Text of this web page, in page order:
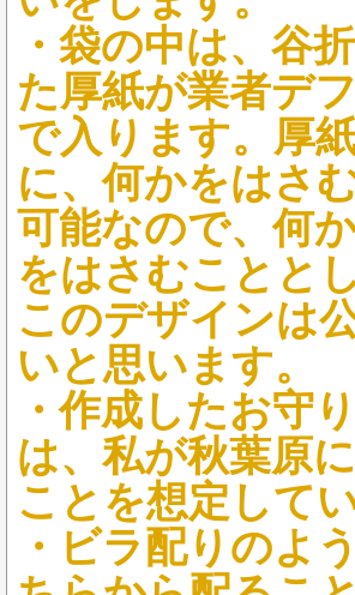
・袋の中は、谷
た厚紙が業者デ
で入ります。厚
に、何かをはさ
可能なので、何
をはさむことと
このデザインは
いと思います。
・作成したお守
は、私が秋葉原
ことを想定して
・ビラ配りのよ